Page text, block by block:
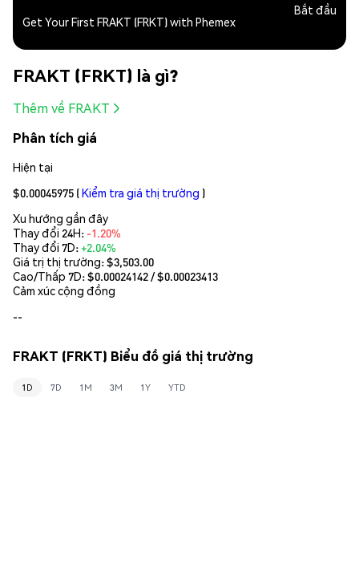
Get Your First FRAKT (FRKT) with Phemex
Bắt đầu
FRAKT (FRKT) là gì?
Thêm về FRAKT
Phân tích giá
Hiện tại
$0.00045975 (Kiểm tra giá thị trường )
Xu hướng gần đây
Thay đổi 24H: -1.20%
Thay đổi 7D:+2.04%
Giá trị thị trường:$3,503.00
Cao/Thấp 7D: $0.00024142/ $0.00023413
Cảm xúc cộng đồng
--
FRAKT (FRKT) Biểu đồ giá thị trường
1D 7D 1M 3M 1Y YTD